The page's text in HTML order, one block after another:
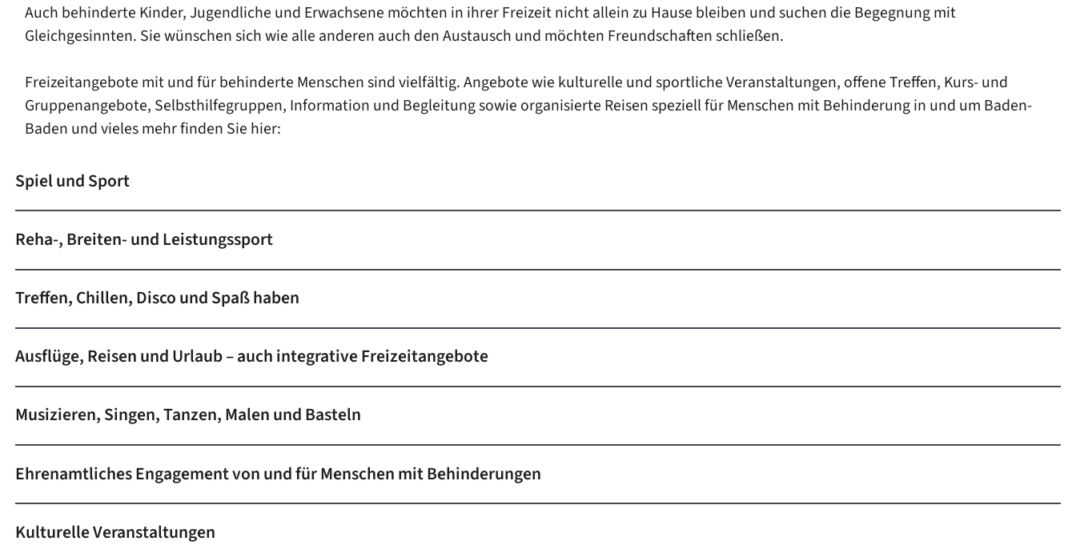
Auch behinderte Kinder, Jugendliche und Erwachsene möchten in ihrer Freizeit nicht allein zu Hause bleiben und suchen die Begegnung mit
Gleichgesinnten. Sie wünschen sich wie alle anderen auch den Austausch und möchten Freundschaften schließen.
Freizeitangebote mit und für behinderte Menschen sind vielfältig. Angebote wie kulturelle und sportliche Veranstaltungen, offene Treffen, Kurs- und
Gruppenangebote, Selbsthilfegruppen, Information und Begleitung sowie organisierte Reisen speziell für Menschen mit Behinderung in und um Baden-
Baden und vieles mehr finden Sie hier:
Spiel und Sport
Reha-, Breiten- und Leistungssport
Treffen, Chillen, Disco und Spaß haben
Ausflüge, Reisen und Urlaub – auch integrative Freizeitangebote
Musizieren, Singen, Tanzen, Malen und Basteln
Ehrenamtliches Engagement von und für Menschen mit Behinderungen
Kulturelle Veranstaltungen